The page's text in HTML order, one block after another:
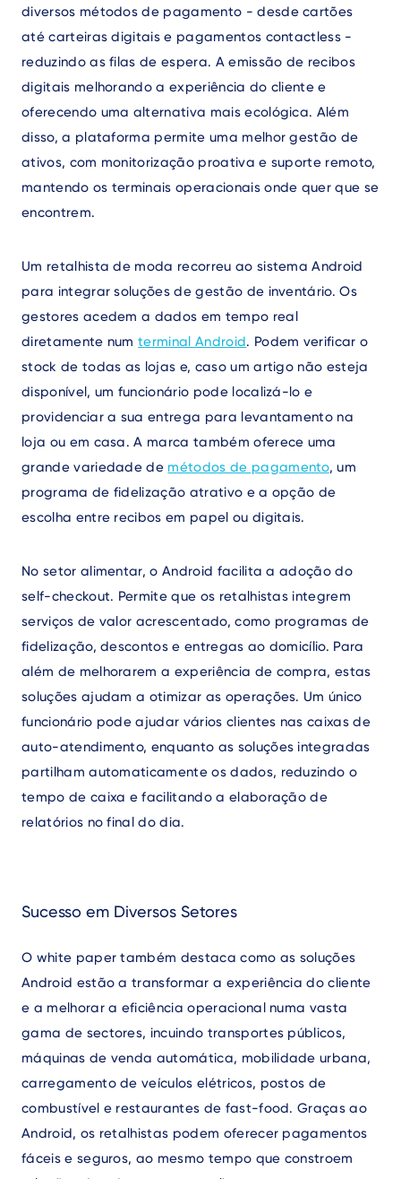
diversos métodos de pagamento - desde cartões
até carteiras digitais e pagamentos contactless -
reduzindo as filas de espera. A emissão de recibos
digitais melhorando a experiência do cliente e
oferecendo uma alternativa mais ecológica. Além
disso, a plataforma permite uma melhor gestão de
ativos, com monitorização proativa e suporte remoto,
mantendo os terminais operacionais onde quer que se
encontrem.
Um retalhista de moda recorreu ao sistema Android
para integrar soluções de gestão de inventário. Os
gestores acedem a dados em tempo real
diretamente numterminal Android. Podem verificar o
stock de todas as lojas e, caso um artigo não esteja
disponível, um funcionário pode localizá-lo e
providenciar a sua entrega para levantamento na
loja ou em casa. A marca também oferece uma
grande variedade de métodos de pagamento, um
programa de fidelização atrativo e a opção de
escolha entre recibos em papel ou digitais.
No setor alimentar, o Android facilita a adoção do
self-checkout. Permite que os retalhistas integrem
serviços de valor acrescentado, como programas de
fidelização, descontos e entregas ao domicílio. Para
além de melhorarem a experiência de compra, estas
soluções ajudam a otimizar as operações. Um único
funcionário pode ajudar vários clientes nas caixas de
auto-atendimento, enquanto as soluções integradas
partilham automaticamente os dados, reduzindo o
tempo de caixa e facilitando a elaboração de
relatórios no final do dia.
Sucesso em Diversos Setores
O white paper também destaca como as soluções
Android estão a transformar a experiência do cliente
e a melhorar a eficiência operacional numa vasta
gama de sectores, incuindo transportes públicos,
máquinas de venda automática, mobilidade urbana,
carregamento de veículos elétricos, postos de
combustível e restaurantes de fast-food. Graças ao
Android, os retalhistas podem oferecer pagamentos
fáceis e seguros, ao mesmo tempo que constroem